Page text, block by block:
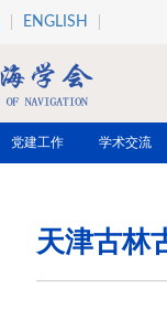
ENGLISH
党建工作 学术交流
天津古林